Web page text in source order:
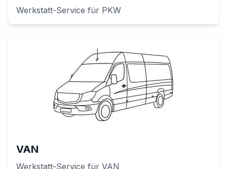
Werkstatt-Service für PKW
VAN
Werkstatt-Service für VAN